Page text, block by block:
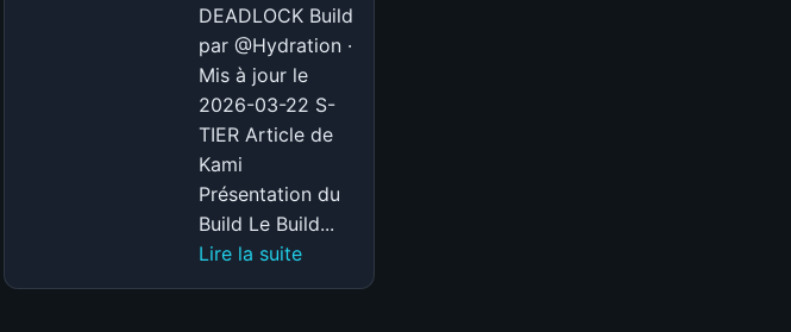
DEADLOCK Build
par @Hydration ·
Mis à jour le
2026-03-22 S-
TIER Article de
Kami
Présentation du
Build Le Build...
Lire la suite: